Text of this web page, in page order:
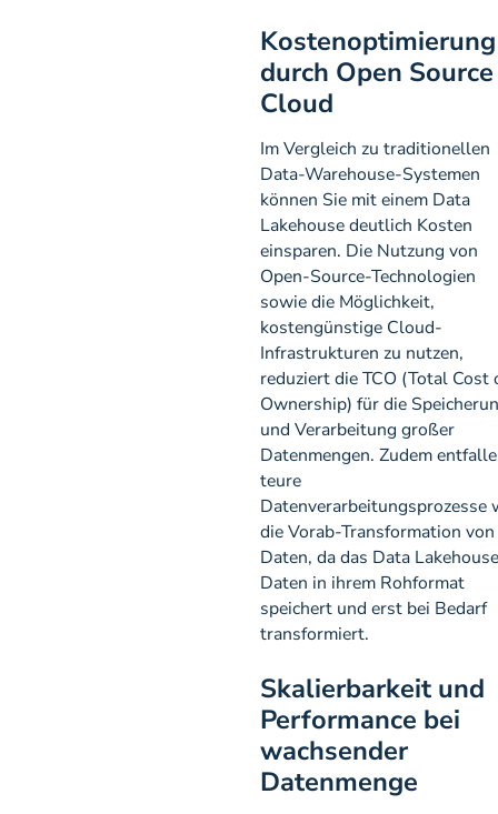
Kostenoptimierung
durch Open
Cloud
Im Vergleich zu traditionellen
Data-Warehouse-Systemen
können Sie mit einem Data
Lakehouse deutlich Kosten
einsparen. Die Nutzung von
Open-Source-Technologien
sowie die Möglichkeit,
kostengünstige Cloud-
Infrastrukturen zu nutzen,
reduziert die TCO (Total Cost
Ownership) für die
und Verarbeitung großer
Datenmengen. Zudem
teure
Datenverarbeitungsprozesse
die Vorab-Transformation von
Daten, da das Data Lakehouse
Daten in ihrem Rohformat
speichert und erst bei Bedarf
transformiert.
Skalierbarkeit und
Performance bei
wachsender
Datenmenge